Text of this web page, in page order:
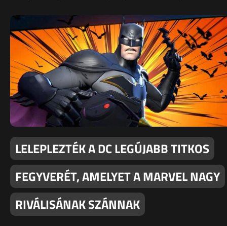
LELEPLEZTÉK A DC LEGÚJABB TITKOS
FEGYVERÉT, AMELYET A MARVEL NAGY
RIVÁLISÁNAK SZÁNNAK